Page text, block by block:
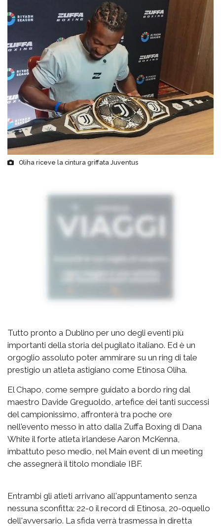
Oliha riceve la cintura griffata Juventus
Tutto pronto a Dublino per uno degli eventi più
importanti della storia del pugilato italiano. Ed è un
orgoglio assoluto poter ammirare su un ring di tale
prestigio un atleta astigiano come Etinosa Oliha.
El Chapo, come sempre guidato a bordo ring dal
maestro Davide Greguoldo, artefice dei tanti successi
del campionissimo, affronterà tra poche ore
nell'evento messo in atto dalla Zuffa Boxing di Dana
White il forte atleta irlandese Aaron McKenna,
imbattuto peso medio, nel Main event di un meeting
che assegnerà il titolo mondiale IBF.
Entrambi gli atleti arrivano all'appuntamento senza
nessuna sconfitta: 22-0 il record di Etinosa, 20-0quello
dell'avversario. La sfida verrà trasmessa in diretta